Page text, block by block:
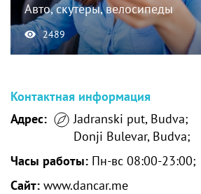
Авто, скутеры, велосипеды
2489
Контактная информация
Адрес:
Jadranski put, Budva;
Donji Bulevar, Budva;
Часы работы: Пн-вс 08:00-23:00;
Сайт: www.dancar.me